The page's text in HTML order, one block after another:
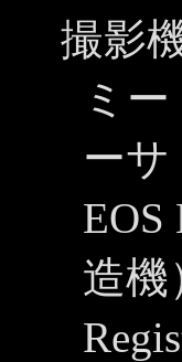
撮影
ミ
ー
造機